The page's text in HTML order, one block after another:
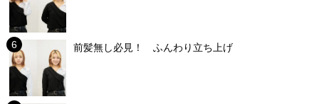
前髪無し必見！ ふんわり立ち上げ